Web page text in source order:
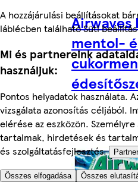
A hozzájárulási beállításokat
láblécben található Süti
Mi és partnereink
használjuk:
Pontos helyadatok használata.
vizsgálata azonosítás céljából.
elérése az eszközön.
tartalmak, hirdetések és
és szolgáltatásfejlesztés.
Összes elfogadása Összes
Airwaves
mentol-